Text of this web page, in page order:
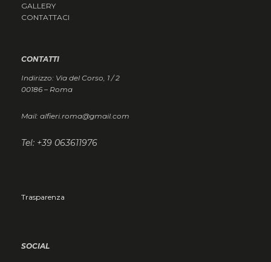
GALLERY
CONTATTACI
CONTATTI
Indirizzo: Via del Corso, 1 / 2
00186 – Roma
Mail: alfieri.roma@gmail.com
Tel: +39 063611976
Trasparenza
SOCIAL